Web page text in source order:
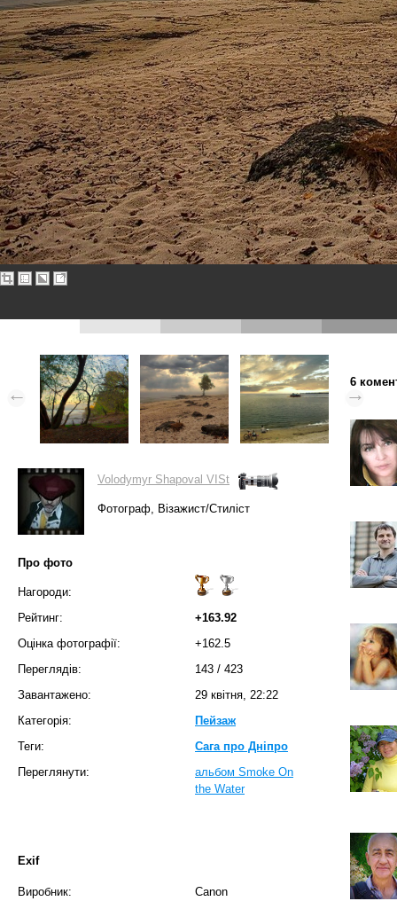
Volodymyr Shapoval VISt
Фотограф, Візажист/Стиліст
Про фото
Нагороди:
Рейтинг:
+163.92
Оцінка фотографії:
+162.5
Переглядів:
143 / 423
Завантажено:
29 квітня, 22:22
Категорія:
Пейзаж
Теги:
Сага про Дніпро
Переглянути:
альбом Smoke On
the Water
Exif
Виробник:
Canon
6